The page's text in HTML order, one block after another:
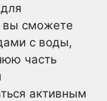
вы сможете
с воды,
часть
активным